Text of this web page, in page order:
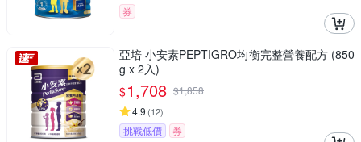
券
亞培 小安素PEPTIGRO均衡完整營養配方 (850
g x 2入)
$1,708 $1,858
4.9 (12)
挑戰低價 券